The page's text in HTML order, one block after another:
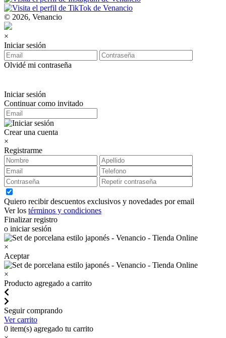
© 2026, Venancio
×
Iniciar sesión
Olvidé mi contraseña
Iniciar sesión
Continuar como invitado
Crear una cuenta
×
Registrarme
Quiero recibir descuentos exclusivos y novedades por email
Ver los términos y condiciones
Finalizar registro
o iniciar sesión
×
Aceptar
×
Producto agregado a carrito
Seguir comprando
Ver carrito
0 item(s) agregado tu carrito